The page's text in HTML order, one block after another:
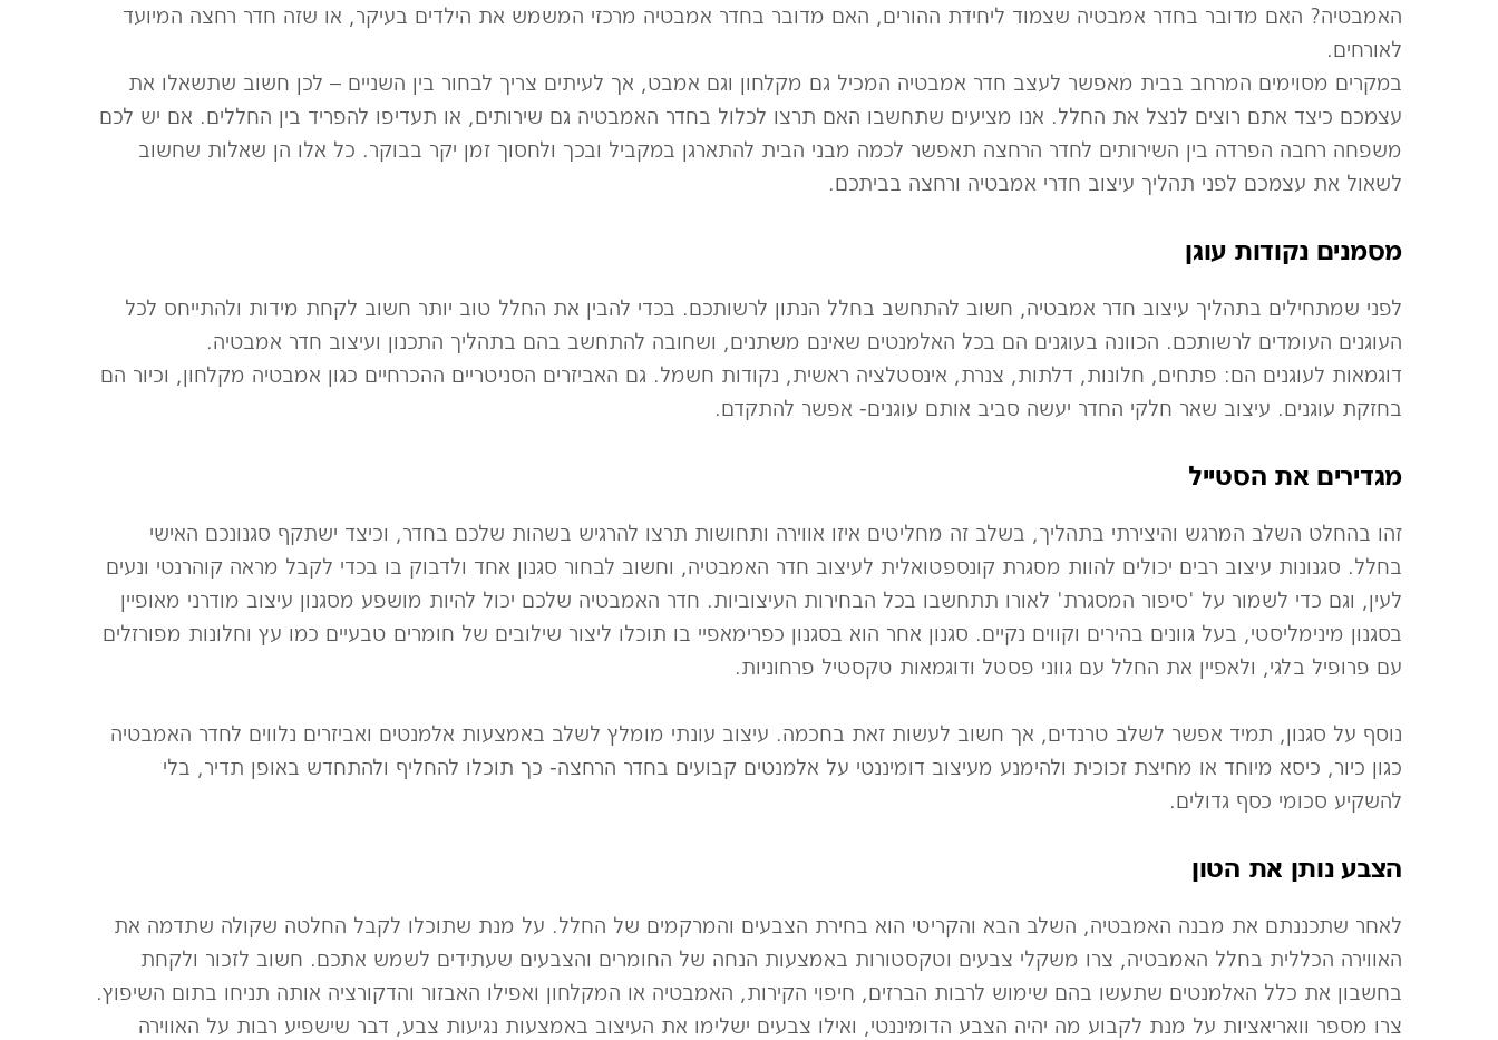
האמבטיה? האם מדובר בחדר אמבטיה שצמוד ליחידת ההורים, האם מדובר בחדר אמבטיה מרכזי המשמש את הילדים בעיקר, או שזה חדר רחצה המיועד
לאורחים.
במקרים מסוימים המרחב בבית מאפשר לעצב חדר אמבטיה המכיל גם מקלחון וגם אמבט, אך לעיתים צריך לבחור בין השניים – לכן חשוב שתשאלו את
עצמכם כיצד אתם רוצים לנצל את החלל. אנו מציעים שתחשבו האם תרצו לכלול בחדר האמבטיה גם שירותים, או תעדיפו להפריד בין החללים. אם יש לכם
משפחה רחבה הפרדה בין השירותים לחדר הרחצה תאפשר לכמה מבני הבית להתארגן במקביל ובכך ולחסוך זמן יקר בבוקר. כל אלו הן שאלות שחשוב
לשאול את עצמכם לפני תהליך עיצוב חדרי אמבטיה ורחצה בביתכם.​​​​
מסמנים נקודות עוגן
לפני שמתחילים בתהליך עיצוב חדר אמבטיה, חשוב להתחשב בחלל הנתון לרשותכם. בכדי להבין את החלל טוב יותר חשוב לקחת מידות ולהתייחס לכל
העוגנים העומדים לרשותכם. הכוונה בעוגנים הם בכל האלמנטים שאינם משתנים, ושחובה להתחשב בהם בתהליך התכנון ועיצוב חדר אמבטיה.
דוגמאות לעוגנים הם: פתחים, חלונות, דלתות, צנרת, אינסטלציה ראשית, נקודות חשמל. גם האביזרים הסניטריים ההכרחיים כגון אמבטיה מקלחון, וכיור הם
בחזקת עוגנים. עיצוב שאר חלקי החדר יעשה סביב אותם עוגנים- אפשר להתקדם.
מגדירים את הסטייל
זהו בהחלט השלב המרגש והיצירתי בתהליך, בשלב זה מחליטים איזו אווירה ותחושות תרצו להרגיש בשהות שלכם בחדר, וכיצד ישתקף סגנונכם האישי
בחלל. סגנונות עיצוב רבים יכולים להוות מסגרת קונספטואלית לעיצוב חדר האמבטיה, וחשוב לבחור סגנון אחד ולדבוק בו בכדי לקבל מראה קוהרנטי ונעים
לעין, וגם כדי לשמור על 'סיפור המסגרת' לאורו תתחשבו בכל הבחירות העיצוביות. חדר האמבטיה שלכם יכול להיות מושפע מסגנון עיצוב מודרני מאופיין
בסגנון מינימליסטי, בעל גוונים בהירים וקווים נקיים. סגנון אחר הוא בסגנון כפרימאפיי בו תוכלו ליצור שילובים של חומרים טבעיים כמו עץ וחלונות מפורזלים
עם פרופיל בלגי, ולאפיין את החלל עם גווני פסטל ודוגמאות טקסטיל פרחוניות.
נוסף על סגנון, תמיד אפשר לשלב טרנדים, אך חשוב לעשות זאת בחכמה. עיצוב עונתי מומלץ לשלב באמצעות אלמנטים ואביזרים נלווים לחדר האמבטיה
כגון כיור, כיסא מיוחד או מחיצת זכוכית ולהימנע מעיצוב דומיננטי על אלמנטים קבועים בחדר הרחצה- כך תוכלו להחליף ולהתחדש באופן תדיר, בלי
להשקיע סכומי כסף גדולים.
הצבע נותן את הטון
לאחר שתכננתם את מבנה האמבטיה, השלב הבא והקריטי הוא בחירת הצבעים והמרקמים של החלל. על מנת שתוכלו לקבל החלטה שקולה שתדמה את
האווירה הכללית בחלל האמבטיה, צרו משקלי צבעים וטקסטורות באמצעות הנחה של החומרים והצבעים שעתידים לשמש אתכם. חשוב לזכור ולקחת
בחשבון את כלל האלמנטים שתעשו בהם שימוש לרבות הברזים, חיפוי הקירות, האמבטיה או המקלחון ואפילו האבזור והדקורציה אותה תניחו בתום השיפוץ.
צרו מספר וואריאציות על מנת לקבוע מה יהיה הצבע הדומיננטי, ואילו צבעים ישלימו את העיצוב באמצעות נגיעות צבע, דבר שישפיע רבות על האווירה